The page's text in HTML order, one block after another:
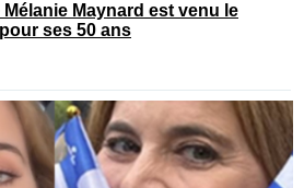
Maynard est venu le
ses 50 ans